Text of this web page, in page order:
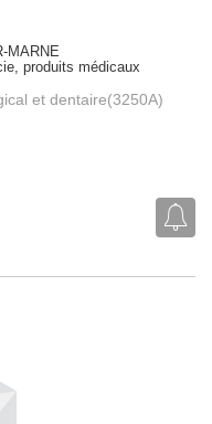
MARNE
produits médicaux
et dentaire(3250A)